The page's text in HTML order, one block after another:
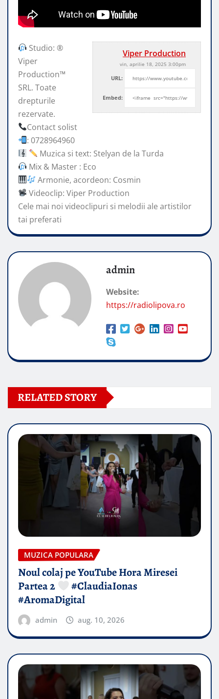
Viper Production
vin, aprilie 18, 2025 3:00pm
URL:
Embed:
Studio: ®
Viper
Production™
SRL. Toate
drepturile
rezervate.
Contact solist
: 0728964960
Muzica si text: Stelyan de la Turda
Mix & Master : Eco
Armonie, acordeon: Cosmin
Videoclip: Viper Production
Cele mai noi videoclipuri si melodii ale artistilor
tai preferati
admin
Website:
https://radiolipova.ro
RELATED STORY
MUZICA POPULARA
Noul colaj pe YouTube Hora Miresei
Partea 2
#ClaudiaIonas
#AromaDigital
admin aug. 10, 2026